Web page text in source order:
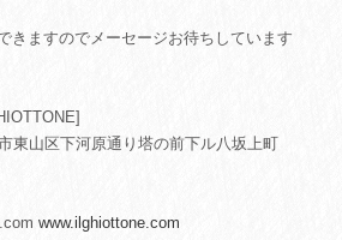
きますのでメーセージお待ちしています
東山区下河原通り塔の前下ル八坂上町
www.ilghiottone.com